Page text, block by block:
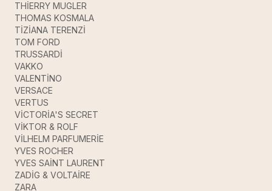
THİERRY MUGLER
THOMAS KOSMALA
TİZİANA TERENZİ
TOM FORD
TRUSSARDİ
VAKKO
VALENTİNO
VERSACE
VERTUS
VİCTORİA'S SECRET
VİKTOR & ROLF
VİLHELM PARFUMERİE
YVES ROCHER
YVES SAİNT LAURENT
ZADİG & VOLTAİRE
ZARA